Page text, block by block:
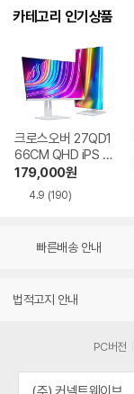
카테고리 인기상품
크로스오버 27QD1
66CM QHD iPS U
SB-C 화이트 Ai 멀
티스탠드
179,000원
4.9 (190)
빠른배송 안내
법적고지 안내
PC버전